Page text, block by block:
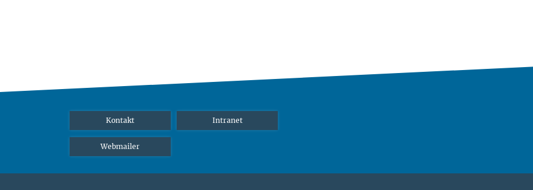
Kontakt Intranet
Webmailer